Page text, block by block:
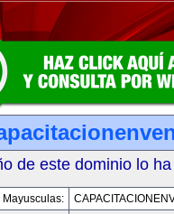
de este dominio lo
Mayusculas: